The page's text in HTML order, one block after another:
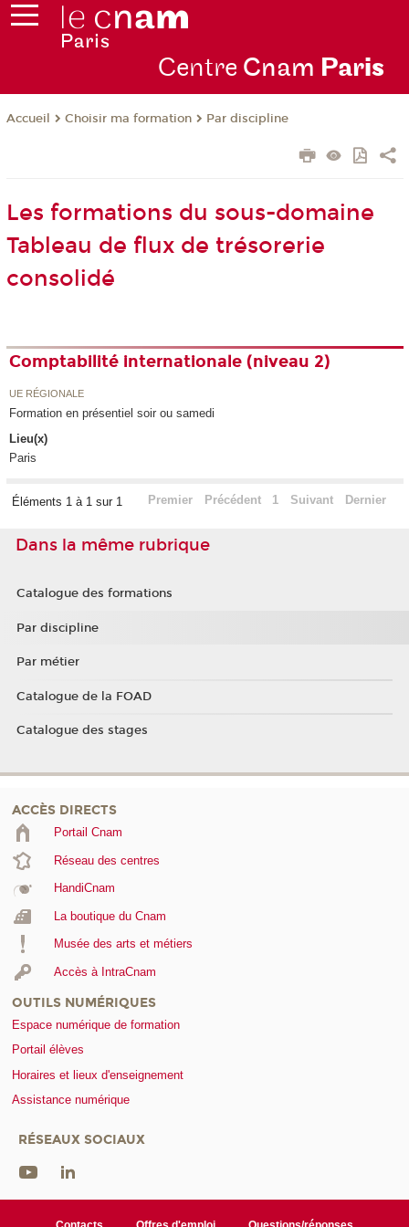
Centre Cnam Paris
Accueil Choisir ma formation Par discipline
Les formations du sous-domaine
Tableau de flux de trésorerie
consolidé
Comptabilité internationale (niveau 2)
UE RÉGIONALE
Formation en présentiel soir ou samedi
Lieu(x)
Paris
Éléments 1 à 1 sur 1 Premier Précédent 1 Suivant Dernier
Dans la même rubrique
Catalogue des formations
Par discipline
Par métier
Catalogue de la FOAD
Catalogue des stages
ACCÈS DIRECTS
Portail Cnam
Réseau des centres
HandiCnam
La boutique du Cnam
Musée des arts et métiers
Accès à IntraCnam
OUTILS NUMÉRIQUES
Espace numérique de formation
Portail élèves
Horaires et lieux d'enseignement
Assistance numérique
RÉSEAUX SOCIAUX